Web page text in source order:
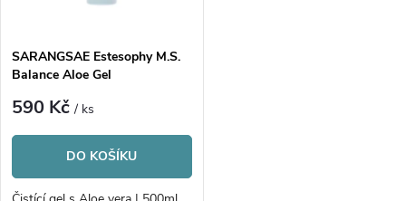
p
r
o
s
p
r
o
SARANGSAE Estesophy M.S.
Balance Aloe Gel
590 Kč/ ks
DO KOŠÍKU